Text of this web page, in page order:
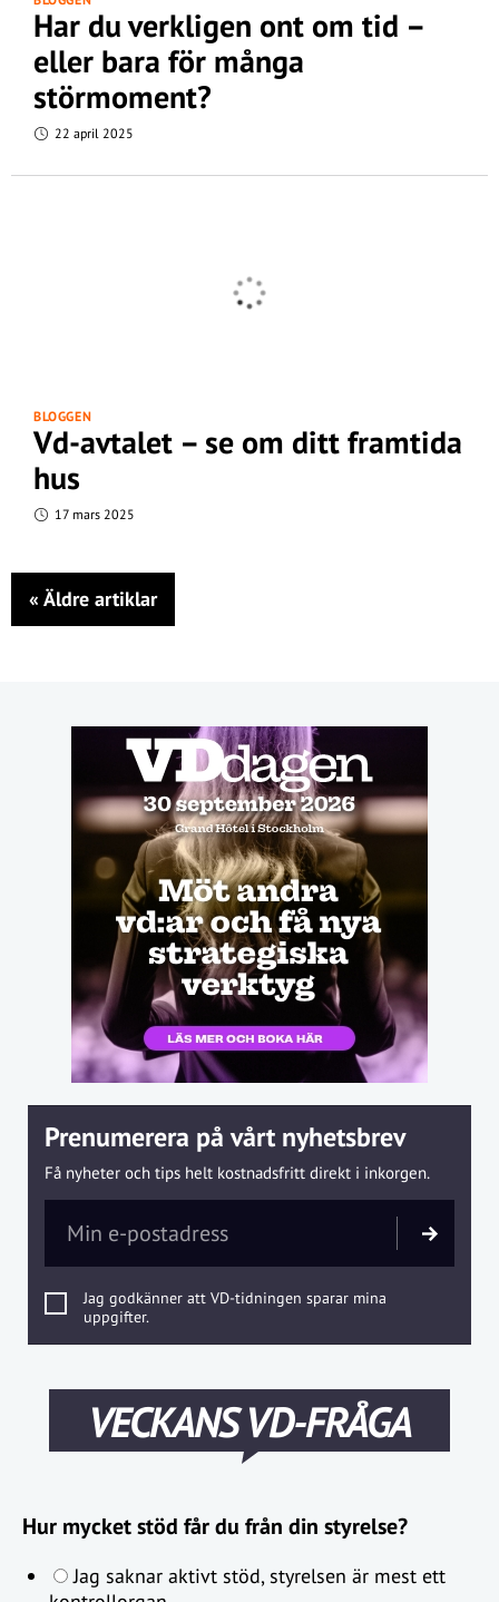
Har du verkligen ont om tid –
eller bara för många
störmoment?
22 april 2025
BLOGGEN
Vd-avtalet – se om ditt framtida
hus
17 mars 2025
« Äldre artiklar
Prenumerera på vårt nyhetsbrev
Få nyheter och tips helt kostnadsfritt direkt i inkorgen.
Jag godkänner att VD-tidningen sparar mina
uppgifter.
VECKANS VD-FRÅGA
Hur mycket stöd får du från din styrelse?
Jag saknar aktivt stöd, styrelsen är mest ett